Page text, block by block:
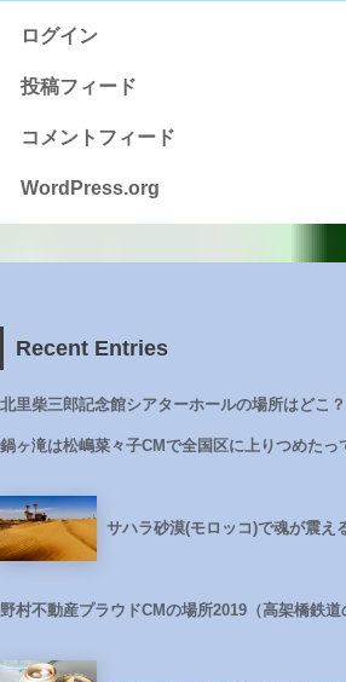
ログイン
投稿フィード
コメントフィード
WordPress.org
Recent Entries
北里柴三郎記念館シアターホールの場所はどこ？
鍋ヶ滝は松嶋菜々子CMで全国区に上りつめたっ
サハラ砂漠(モロッコ)で魂が震え
野村不動産プラウドCMの場所2019（高架橋鉄道